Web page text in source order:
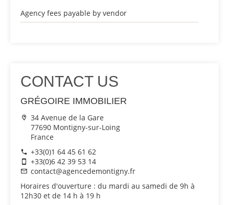
Agency fees payable by vendor
CONTACT US
GRÉGOIRE IMMOBILIER
34 Avenue de la Gare
77690 Montigny-sur-Loing
France
+33(0)1 64 45 61 62
+33(0)6 42 39 53 14
contact@agencedemontigny.fr
Horaires d'ouverture : du mardi au samedi de 9h à
12h30 et de 14 h à 19 h